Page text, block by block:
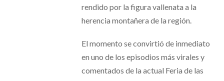
rendido por la figura vallenata a la
herencia montañera de la región.
El momento se convirtió de inmediato
en uno de los episodios más virales y
comentados de la actual Feria de las